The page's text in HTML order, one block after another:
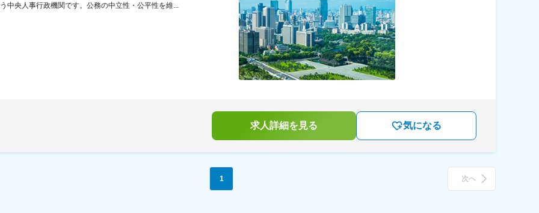
う中央人事行政機関です。公務の中立性・公平性を維...
求人詳細を見る 気になる
1 次へ